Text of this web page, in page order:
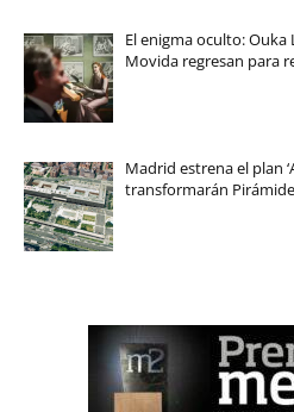
El enigma oculto: Ouka
Movida regresan para
Madrid estrena el plan
transformarán